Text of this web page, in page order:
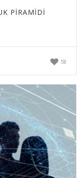
PIRAMIDI
18